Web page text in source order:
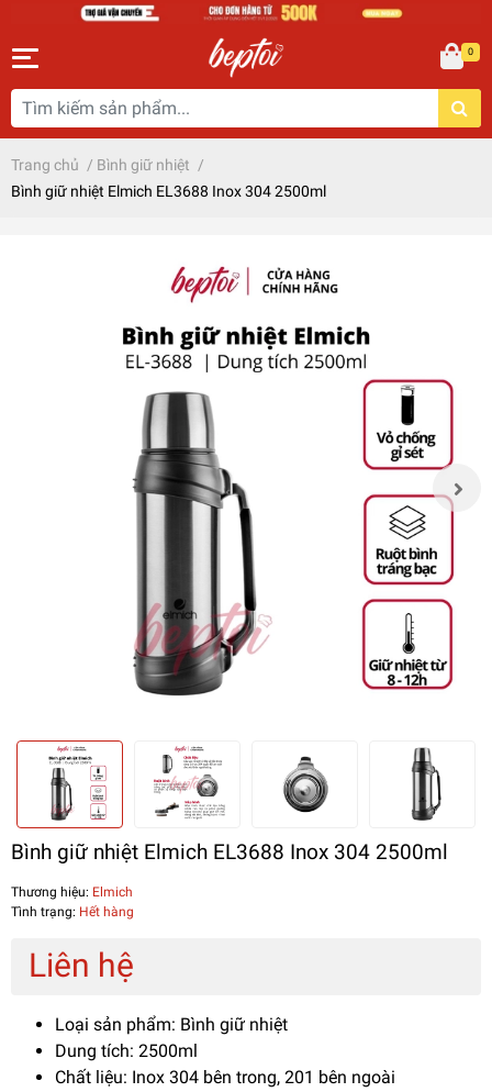
0
Trang chủ / Bình giữ nhiệt /
Bình giữ nhiệt Elmich EL3688 Inox 304 2500ml
Bình giữ nhiệt Elmich EL3688 Inox 304 2500ml
Thương hiệu: Elmich
Tình trạng: Hết hàng
Liên hệ
Loại sản phẩm: Bình giữ nhiệt
Dung tích: 2500ml
Chất liệu: Inox 304 bên trong, 201 bên ngoài